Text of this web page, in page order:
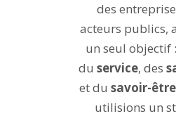
des
acteurs publics,
un seul objectif
du service, des
et du savoir-être
utilisions un